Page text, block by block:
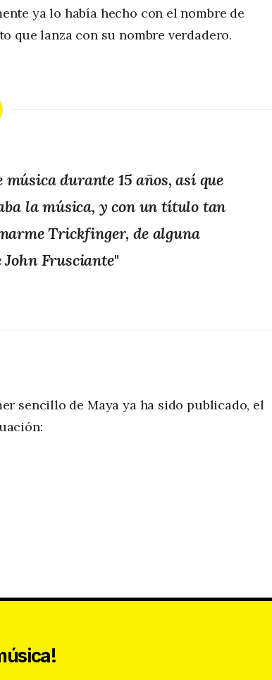
ya lo había hecho con el nombre de
que lanza con su nombre verdadero.
durante 15 años, así que
la música, y con un título tan
Trickfinger, de alguna
John Frusciante"
sencillo de Maya ya ha sido publicado, el